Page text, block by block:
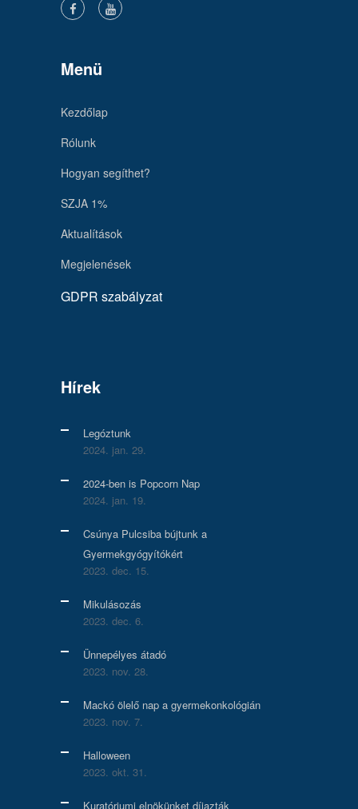
Menü
Kezdőlap
Rólunk
Hogyan segíthet?
SZJA 1%
Aktualítások
Megjelenések
GDPR szabályzat
Hírek
Legóztunk
2024. jan. 29.
2024-ben is Popcorn Nap
2024. jan. 19.
Csúnya Pulcsiba bújtunk a
Gyermekgyógyítókért
2023. dec. 15.
Mikulásozás
2023. dec. 6.
Ünnepélyes átadó
2023. nov. 28.
Mackó ölelő nap a gyermekonkológián
2023. nov. 7.
Halloween
2023. okt. 31.
Kuratóriumi elnökünket díjazták